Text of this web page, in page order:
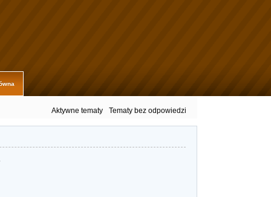
Aktywne tematy Tematy bez odpowiedzi